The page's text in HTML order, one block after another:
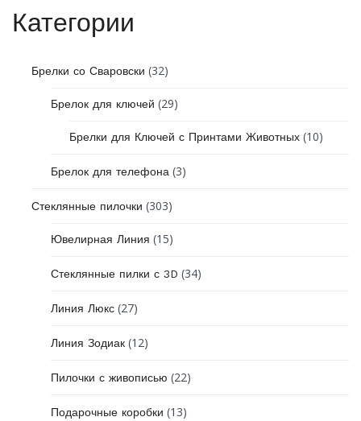
Категории
Брелки со Сваровски (32)
Брелок для ключей (29)
Брелки для Ключей с Принтами Животных (10)
Брелок для телефона (3)
Стеклянные пилочки (303)
Ювелирная Линия (15)
Стеклянные пилки с 3D (34)
Линия Люкс (27)
Линия Зодиак (12)
Пилочки с живописью (22)
Подарочные коробки (13)